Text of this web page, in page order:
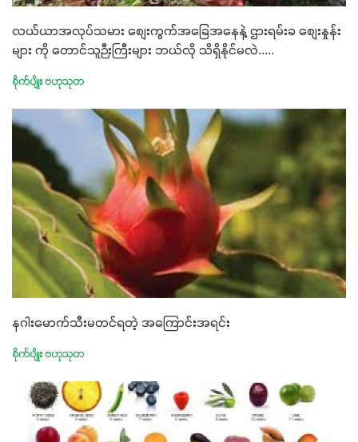
လယ်ယာအလုပ်သမား စျေးကွက်အခြေအနေနဲ့ ဌားရမ်းခ စျေးနှုန်း
များ ကို တောင်သူဉီးကြီးများ ဘယ်လို သိရှိနိုင်မလဲ.....
စိုက်ပျိုး ဗဟုသုတ
နဂါးမောက်သီးမတင်ရတဲ့ အကြောင်းအရင်း
စိုက်ပျိုး ဗဟုသုတ